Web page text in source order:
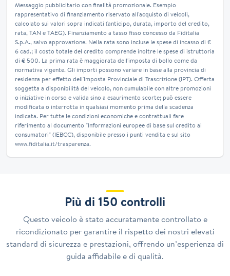
Messaggio pubblicitario con finalità promozionale. Esempio
rappresentativo di finanziamento riservato all'acquisto di veicoli,
calcolato sui valori sopra indicati (anticipo, durata, importo del credito,
rata, TAN e TAEG). Finanziamento a tasso fisso concesso da Fiditalia
S.p.A., salvo approvazione. Nella rata sono incluse le spese di incasso di €
6 cad.; il costo totale del credito comprende inoltre le spese di istruttoria
di € 500. La prima rata è maggiorata dell'imposta di bollo come da
normativa vigente. Gli importi possono variare in base alla provincia di
residenza per effetto dell'Imposta Provinciale di Trascrizione (IPT). Offerta
soggetta a disponibilità del veicolo, non cumulabile con altre promozioni
o iniziative in corso e valida sino a esaurimento scorte; può essere
modificata o interrotta in qualsiasi momento prima della scadenza
indicata. Per tutte le condizioni economiche e contrattuali fare
riferimento al documento "Informazioni europee di base sul credito ai
consumatori" (IEBCC), disponibile presso i punti vendita e sul sito
www.fiditalia.it/trasparenza.
Più di 150 controlli
Questo veicolo è stato accuratamente controllato e
ricondizionato per garantire il rispetto dei nostri elevati
standard di sicurezza e prestazioni, offrendo un’esperienza di
guida affidabile e di qualità.